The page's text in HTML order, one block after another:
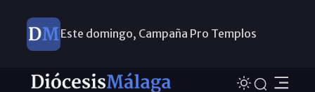
Este domingo, Campaña Pro Templos